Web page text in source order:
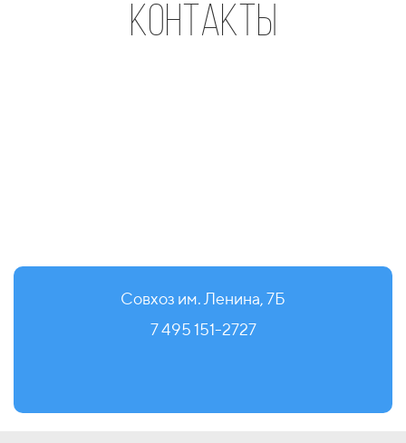
КОНТАКТЫ
Совхоз им. Ленина, 7Б
7 495 151-2727